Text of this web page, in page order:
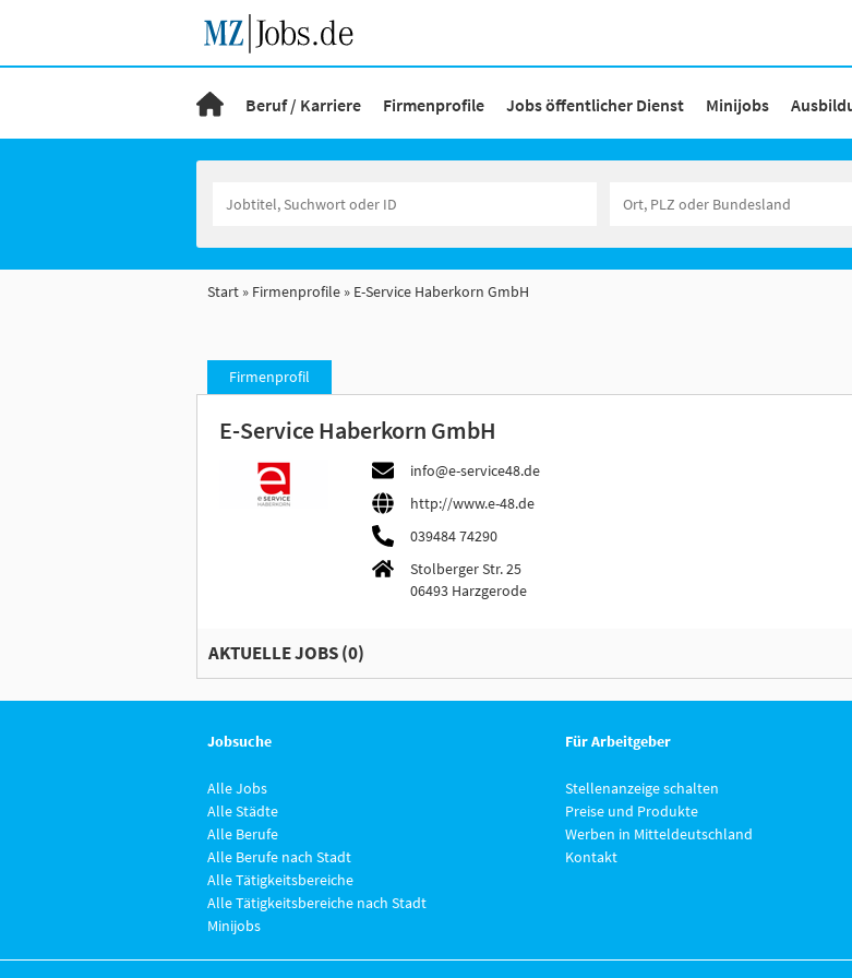
Beruf / Karriere Firmenprofile Jobs öffentlicher Dienst Minijobs
Start Firmenprofile E-Service Haberkorn GmbH
Firmenprofil
E-Service Haberkorn GmbH
info@e-service48.de
http://www.e-48.de
039484 74290
Stolberger Str. 25
06493 Harzgerode
AKTUELLE JOBS (0)
Jobsuche
Alle Jobs
Alle Städte
Alle Berufe
Alle Berufe nach Stadt
Alle Tätigkeitsbereiche
Alle Tätigkeitsbereiche nach Stadt
Minijobs
Für Arbeitgeber
Stellenanzeige schalten
Preise und Produkte
Werben in Mitteldeutschland
Kontakt